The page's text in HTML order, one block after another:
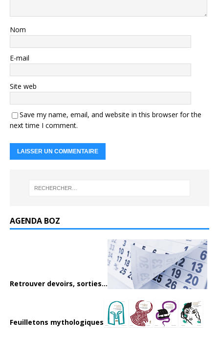
Nom
E-mail
Site web
Save my name, email, and website in this browser for the
next time I comment.
AGENDA BOZ
Retrouver devoirs, sorties...
Feuilletons mythologiques